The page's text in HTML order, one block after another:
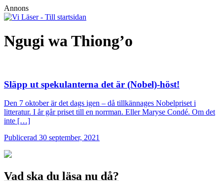
Annons
Ngugi wa Thiong’o
Släpp ut spekulanterna det är (Nobel)-höst!
Den 7 oktober är det dags igen – då tillkännages Nobelpriset i
litteratur. I år går priset till en norrman. Eller Maryse Condé. Om det
inte […]
Publicerad 30 september, 2021
Vad ska du läsa nu då?